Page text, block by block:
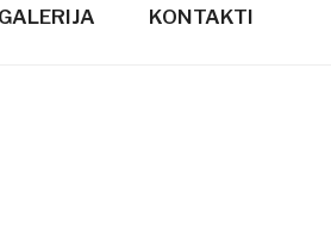
GALERIJA KONTAKTI